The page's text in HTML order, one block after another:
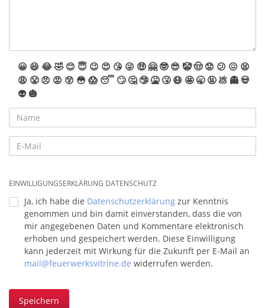
😀 😆 😂🤣 😊 😇 😉 😍 😘 😜 🤑 🤗 🤓 😎 🤡🤠 😟 😕 😖 😫
😩 😤 😠 😡 😲 😳 😱 😴 🙄 🤔 🤥 🤮 🤧 😷 🤩 🥱 🤬 💩 👻 💀
👽 🎃
EINWILLIGUNGSERKLÄRUNG DATENSCHUTZ
Ja, ich habe die Datenschutzerklärung zur Kenntnis
genommen und bin damit einverstanden, dass die von
mir angegebenen Daten und Kommentare elektronisch
erhoben und gespeichert werden. Diese Einwilligung
kann jederzeit mit Wirkung für die Zukunft per E-Mail an
mail@feuerwerksvitrine.de widerrufen werden.
Speichern